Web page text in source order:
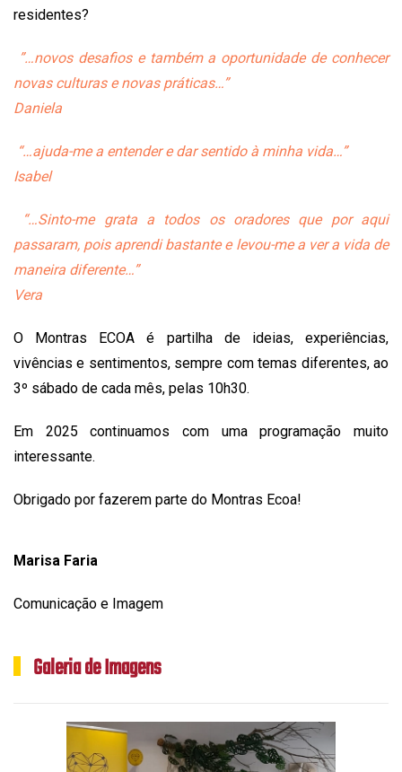
residentes?
”…novos desafios e também a oportunidade de conhecer
novas culturas e novas práticas…”
Daniela
“…ajuda-me a entender e dar sentido à minha vida…”
Isabel
“…Sinto-me grata a todos os oradores que por aqui
passaram, pois aprendi bastante e levou-me a ver a vida de
maneira diferente…”
Vera
O Montras ECOA é partilha de ideias, experiências,
vivências e sentimentos, sempre com temas diferentes, ao
3º sábado de cada mês, pelas 10h30.
Em 2025 continuamos com uma programação muito
interessante.
Obrigado por fazerem parte do Montras Ecoa!
Marisa Faria
Comunicação e Imagem
Galeria de Imagens